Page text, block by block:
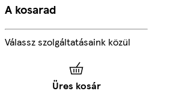
A kosarad
Válassz szolgáltatásaink közül
Üres kosár